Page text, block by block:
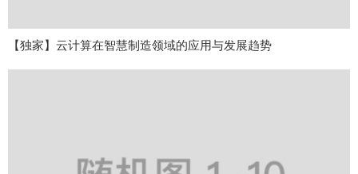
【独家】云计算在智慧制造领域的应用与发展趋势